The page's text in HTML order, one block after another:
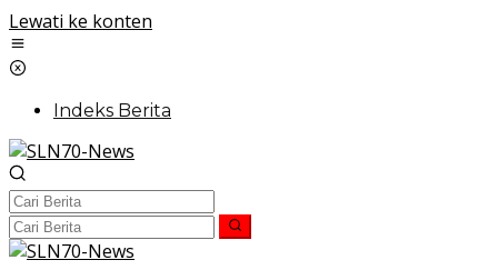
Lewati ke konten
Indeks Berita